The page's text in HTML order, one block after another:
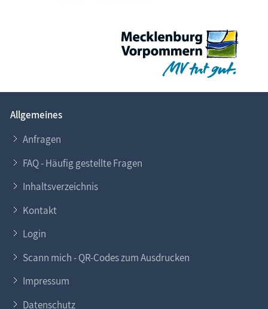
Allgemeines
Anfragen
FAQ - Häufig gestellte Fragen
Inhaltsverzeichnis
Kontakt
Login
Scann mich - QR-Codes zum Ausdrucken
Impressum
Datenschutz